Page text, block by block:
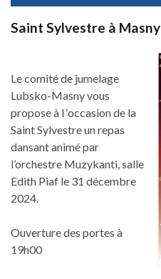
Saint Sylvestre à Masny
Le comité de jumelage
Lubsko-Masny vous
propose à l ‘occasion de la
Saint Sylvestre un repas
dansant animé par
l’orchestre Muzykanti, salle
Edith Piaf le 31 décembre
2024.
Ouverture des portes à
19h00